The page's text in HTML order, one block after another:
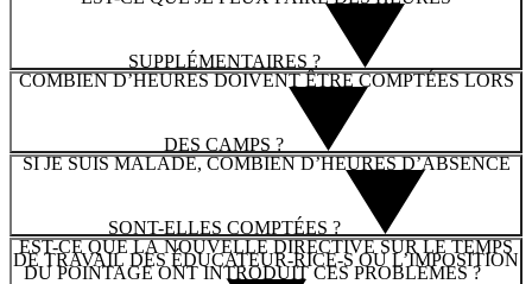
SUPPLÉMENTAIRES ?
COMBIEN D’HEURES DOIVENT ÊTRE COMPTÉES LORS
DES CAMPS ?
SI JE SUIS MALADE, COMBIEN D’HEURES D’ABSENCE
SONT-ELLES COMPTÉES ?
EST-CE QUE LA NOUVELLE DIRECTIVE SUR LE TEMPS
DE TRAVAIL DES ÉDUCATEUR-RICE-S OU L’IMPOSITION
DU POINTAGE ONT INTRODUIT CES PROBLÈMES ?